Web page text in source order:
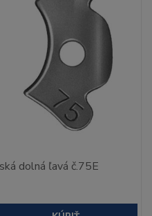
dolná ľavá č.75E